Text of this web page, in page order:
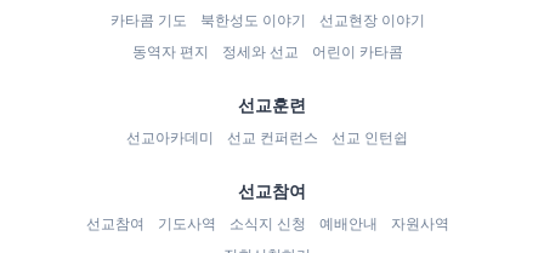
카타콤 기도
북한성도 이야기
선교현장 이야기
동역자 편지
정세와 선교 어린이 카타콤
선교훈련
선교아카데미 선교 컨퍼런스 선교 인턴쉽
선교참여
선교참여 기도사역 소식지 신청 예배안내
자원사역